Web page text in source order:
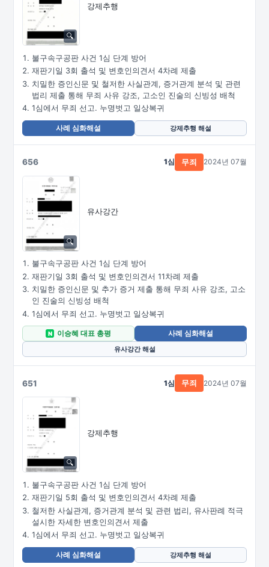
강제추행
불구속구공판 사건 1심 단계 방어
재판기일 3회 출석 및 변호인의견서 4차례 제출
치밀한 증인신문 및 철저한 사실관계, 증거관계 분석 및 관련
법리 제출 통해 무죄 사유 강조, 고소인 진술의 신빙성 배척
1심에서 무죄 선고. 누명벗고 일상복귀
사례 심화해설 강제추행 해설
656
유사강간
1심 무죄 2024년 07월
불구속구공판 사건 1심 단계 방어
재판기일 3회 출석 및 변호인의견서 11차례 제출
치밀한 증인신문 및 추가 증거 제출 통해 무죄 사유 강조, 고소
인 진술의 신빙성 배척
1심에서 무죄 선고. 누명벗고 일상복귀
N 이승혜 대표 총평
사례 심화해설
유사강간 해설
651
강제추행
1심 무죄 2024년 07월
불구속구공판 사건 1심 단계 방어
재판기일 5회 출석 및 변호인의견서 4차례 제출
철저한 사실관계, 증거관계 분석 및 관련 법리, 유사판례 적극
설시한 자세한 변호인의견서 제출
1심에서 무죄 선고. 누명벗고 일상복귀
사례 심화해설 강제추행 해설